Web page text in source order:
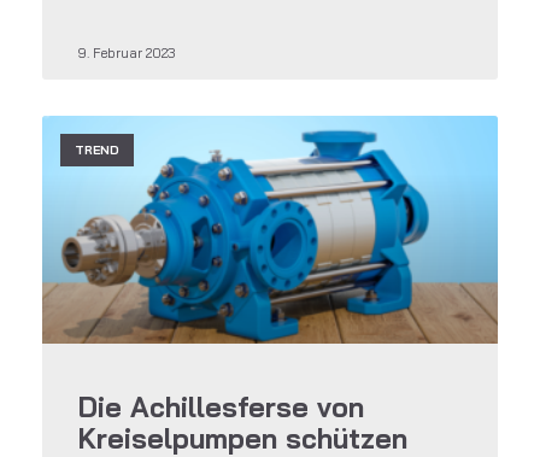
9. Februar 2023
TREND
Die Achillesferse von
Kreiselpumpen schützen